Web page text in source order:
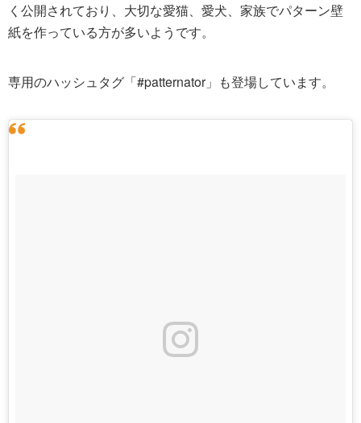
く公開されており、大切な愛猫、愛犬、家族でパターン壁
紙を作っている方が多いようです。
専用のハッシュタグ「#patternator」も登場しています。